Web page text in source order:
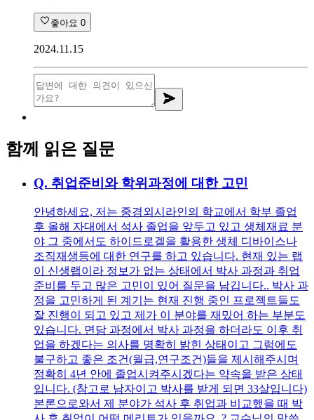
좋아요 0
2024.11.15
함께 읽은 질문
Q. 취업준비와 학위과정에 대한 고민
안녕하세요, 저는 중경외시라인의 학교에서 학부 졸업
후 올해 자대에서 석사 졸업을 앞두고 있고 생체재료 분
야 그 중에서도 하이드로겔을 활용한 생체 디바이스나
조직재생등에 대한 연구를 하고 있습니다. 현재 있는 랩
이 신생랩이라 정보가 없는 상태에서 박사 과정과 취업
준비를 두고 많은 고민이 있어 질문을 남깁니다.. 박사 과
정을 고민하게 된 계기는 현재 진행 중인 프로젝트들도
잘 진행이 되고 있고 제가 이 분야를 재밌어 하는 부분도
있습니다. 면담 과정에서 박사 과정을 하더라도 이후 취
업을 하겠다는 의사를 명확히 밝힌 상태이고 그럼에도
불구하고 좋은 조건(월급,연구조건)들을 제시해주시며
정확히 4년 안에 졸업시켜주시겠다는 약속을 받은 상태
입니다. (참고로 남자이고 박사를 받게 되면 33살입니다)
본론으로와서 제 분야가 석사 후 취업과 비교했을 때 박